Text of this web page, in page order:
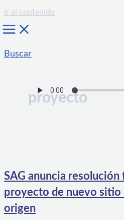
Ir al contenido
Buscar
proyecto
SAG anuncia resolución
proyecto de nuevo sitio
origen